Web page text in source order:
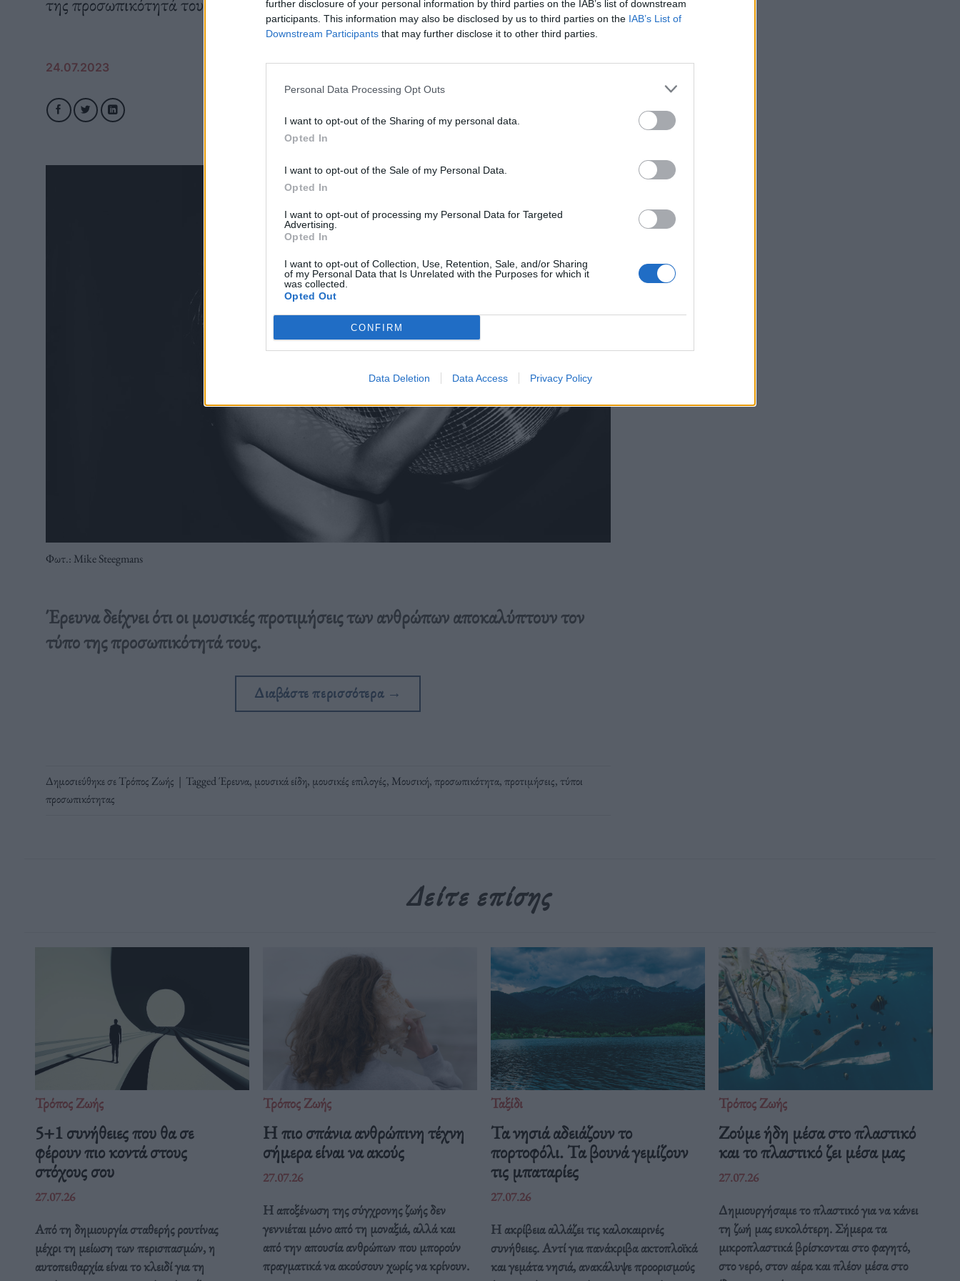
further disclosure of your personal information by third parties on the IAB’s list of downstream
participants. This information may also be disclosed by us to third parties on the IAB’s List of
Downstream Participants that may further disclose it to other third parties.
Personal Data Processing Opt Outs
I want to opt-out of the Sharing of my personal data.
Opted In
I want to opt-out of the Sale of my Personal Data.
Opted In
I want to opt-out of processing my Personal Data for Targeted
Advertising.
Opted In
I want to opt-out of Collection, Use, Retention, Sale, and/or Sharing
of my Personal Data that Is Unrelated with the Purposes for which it
was collected.
Opted Out
CONFIRM
Data Deletion Data Access Privacy Policy
24.07.2023
Φωτ.: Mike Steegmans
Έρευνα δείχνει ότι οι μουσικές προτιμήσεις των ανθρώπων αποκαλύπτουν τον
τύπο της προσωπικότητά τους.
Διαβάστε περισσότερα →
Δημοσιεύθηκε σεΤρόπος Ζωής | TaggedΈρευνα, μουσικά είδη, μουσικές επιλογές, Μουσική,προσωπικότητα,προτιμήσεις,τύποι
προσωπικότητας
Δείτε επίσης
Τρόπος Ζωής
5+1 συνήθειες που θα σε
φέρουν πιο κοντά στους
στόχους σου
27.07.26
Από τη δημιουργία σταθερής ρουτίνας
μέχρι τη μείωση των περισπασμών, η
αυτοπειθαρχία είναι το κλειδί για τη
Τρόπος Ζωής
Η πιο σπάνια ανθρώπινη τέχνη
σήμερα είναι να ακούς
27.07.26
Η αποξένωση της σύγχρονης ζωής δεν
γεννιέται μόνο από τη μοναξιά, αλλά και
από την απουσία ανθρώπων που μπορούν
πραγματικά να ακούσουν χωρίς να κρίνουν.
Ταξίδι
Τα νησιά αδειάζουν το
πορτοφόλι. Τα βουνά γεμίζουν
τις μπαταρίες
27.07.26
Η ακρίβεια αλλάζει τις καλοκαιρινές
συνήθειες. Αντί για πανάκριβα ακτοπλοϊκά
και γεμάτα νησιά, ανακάλυψε προορισμούς
Τρόπος Ζωής
Ζούμε ήδη μέσα στο πλαστικό
και το πλαστικό ζει μέσα μας
27.07.26
Δημιουργήσαμε το πλαστικό για να κάνει
τη ζωή μας ευκολότερη. Σήμερα τα
μικροπλαστικά βρίσκονται στο φαγητό,
στο νερό, στον αέρα και πλέον μέσα στο